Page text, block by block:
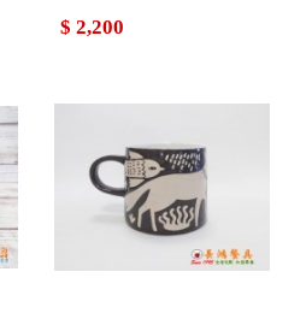
$ 2,200